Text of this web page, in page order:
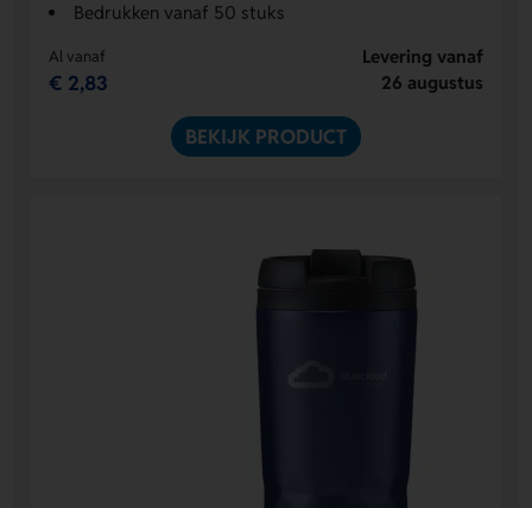
Bedrukken vanaf 50 stuks
Al vanaf
€ 2,83
Levering vanaf
26 augustus
BEKIJK PRODUCT